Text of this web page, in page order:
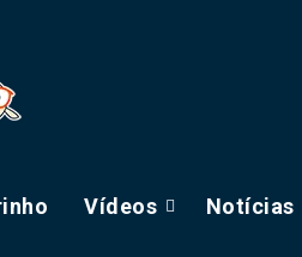
Vídeos Notícias